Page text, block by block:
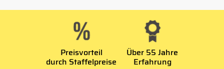
Preisvorteil
durch Staffelpreise
Über 55 Jahre
Erfahrung